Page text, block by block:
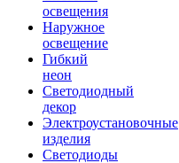
освещения
Наружное
освещение
Гибкий
неон
Светодиодный
декор
Электроустановочные
изделия
Светодиоды